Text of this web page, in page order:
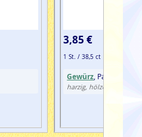
3,85 €
1 St. / 38,5 ct
Gewürz , Patchouli
harzig, hölzern,